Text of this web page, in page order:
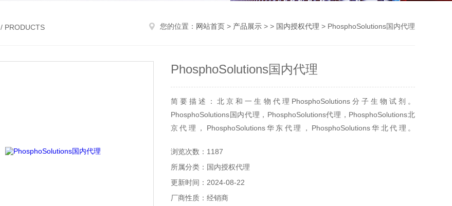
/ PRODUCTS 您的位置： 网站首页 > 产品展示 > > 国内授权代理 > PhosphoSolutions国内代理
PhosphoSolutions国内代理
简要描述：北京和一生物代理PhosphoSolutions分子生物试剂。
PhosphoSolutions国内代理，PhosphoSolutions代理，PhosphoSolutions北
京代理，PhosphoSolutions华东代理，PhosphoSolutions华北代理。
浏览次数：1187
所属分类：国内授权代理
更新时间：2024-08-22
厂商性质：经销商